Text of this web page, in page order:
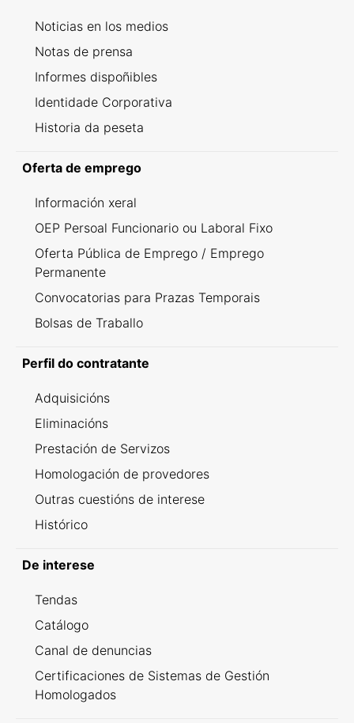
Noticias en los medios
Notas de prensa
Informes dispoñibles
Identidade Corporativa
Historia da peseta
Oferta de emprego
Información xeral
OEP Persoal Funcionario ou Laboral Fixo
Oferta Pública de Emprego / Emprego
Permanente
Convocatorias para Prazas Temporais
Bolsas de Traballo
Perfil do contratante
Adquisicións
Eliminacións
Prestación de Servizos
Homologación de provedores
Outras cuestións de interese
Histórico
De interese
Tendas
Catálogo
Canal de denuncias
Certificaciones de Sistemas de Gestión
Homologados